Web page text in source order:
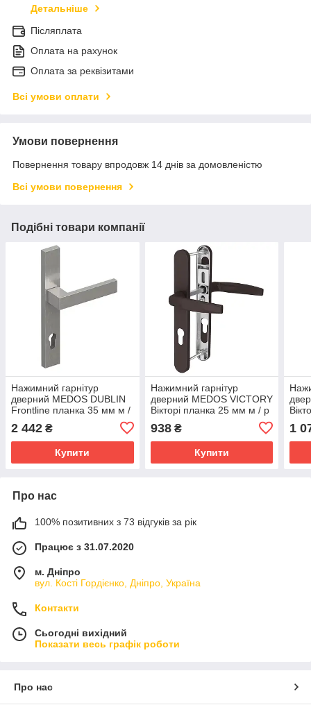
Детальніше
Післяплата
Оплата на рахунок
Оплата за реквізитами
Всі умови оплати
Умови повернення
Повернення товару впродовж 14 днів за домовленістю
Всі умови повернення
Подібні товари компанії
Нажимний гарнітур
дверний MEDOS DUBLIN
Frontline планка 35 мм м /
2 442 ₴
Купити
Нажимний гарнітур
дверний MEDOS VICTORY
Вікторі планка 25 мм м / р
коричневий RAL 8019
938₴
Купити
1
Про нас
100% позитивних з 73 відгуків за рік
Працює з 31.07.2020
м. Дніпро
вул. Кості Гордієнко, Дніпро, Україна
Контакти
Сьогодні вихідний
Показати весь графік роботи
Про нас